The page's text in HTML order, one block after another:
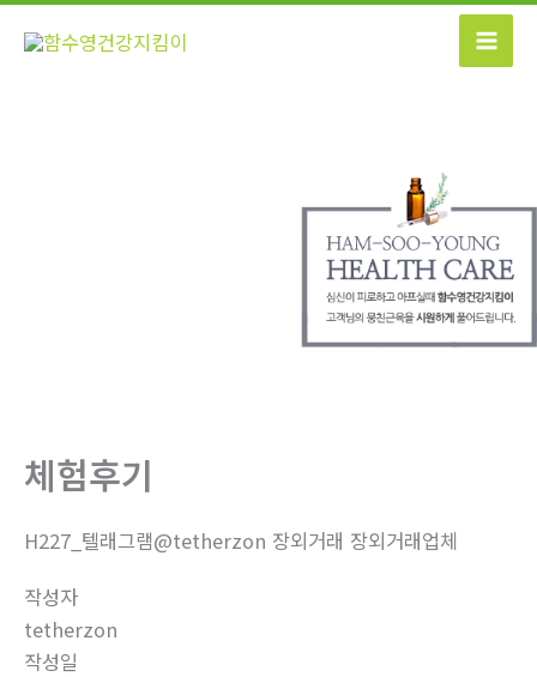
콘
체험후기
H227_텔래그램@tetherzon 장외거래 장외거래업체
작성자
tetherzon
작성일